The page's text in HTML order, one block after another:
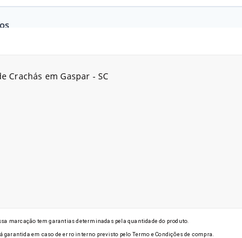
marcação tem garantias determinadas pela quantidade do produto.
garantida em caso de erro interno previsto pelo Termo e Condições de compra.